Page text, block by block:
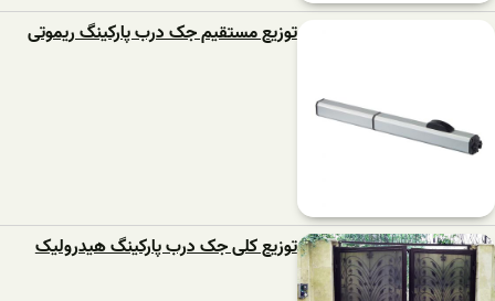
توزیع مستقیم جک درب پارکینگ ریموتی
توزیع کلی جک درب پارکینگ هیدرولیک